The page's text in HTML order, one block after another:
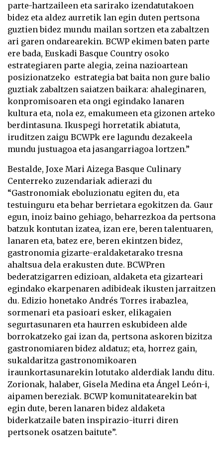
parte-hartzaileen eta sarirako izendatutakoen
bidez eta aldez aurretik lan egin duten pertsona
guztien bidez mundu mailan sortzen eta zabaltzen
ari garen ondarearekin. BCWP ekimen baten parte
ere bada, Euskadi Basque Country osoko
estrategiaren parte alegia, zeina nazioartean
posizionatzeko estrategia bat baita non gure balio
guztiak zabaltzen saiatzen baikara: ahaleginaren,
konpromisoaren eta ongi egindako lanaren
kultura eta, nola ez, emakumeen eta gizonen arteko
berdintasuna. Ikuspegi horretatik abiatuta,
iruditzen zaigu BCWPk ere lagundu dezakeela
mundu justuagoa eta jasangarriagoa lortzen.”
Bestalde, Joxe Mari Aizega Basque Culinary
Centerreko zuzendariak adierazi du
“Gastronomiak eboluzionatu egiten du, eta
testuinguru eta behar berrietara egokitzen da. Gaur
egun, inoiz baino gehiago, beharrezkoa da pertsona
batzuk kontutan izatea, izan ere, beren talentuaren,
lanaren eta, batez ere, beren ekintzen bidez,
gastronomia gizarte-eraldaketarako tresna
ahaltsua dela erakusten dute. BCWPren
bederatzigarren edizioan, aldaketa eta gizarteari
egindako ekarpenaren adibideak ikusten jarraitzen
du. Edizio honetako Andrés Torres irabazlea,
sormenari eta pasioari esker, elikagaien
segurtasunaren eta haurren eskubideen alde
borrokatzeko gai izan da, pertsona askoren bizitza
gastronomiaren bidez aldatuz; eta, horrez gain,
sukaldaritza gastronomikoaren
iraunkortasunarekin lotutako alderdiak landu ditu.
Zorionak, halaber, Gisela Medina eta Ángel León-i,
aipamen bereziak. BCWP komunitatearekin bat
egin dute, beren lanaren bidez aldaketa
biderkatzaile baten inspirazio-iturri diren
pertsonek osatzen baitute”.